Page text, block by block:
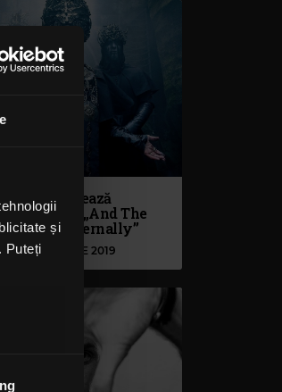
și
Puteți
detalii
relansează
de debut „And The
Dream Eternally”
24 DECEMBRIE 2019